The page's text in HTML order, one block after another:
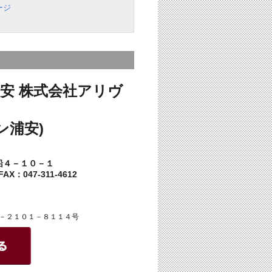
ジ
株式会社アリヴ
浦安)
－１０－１
：047-311-4612
２１０１－８１１４号